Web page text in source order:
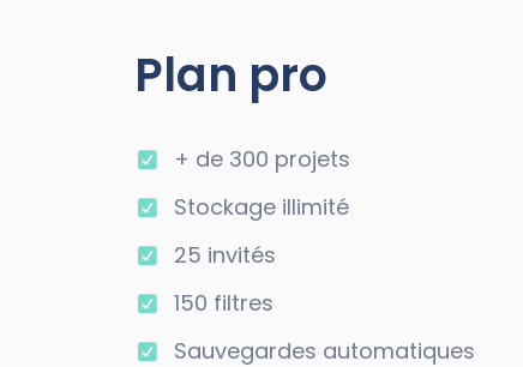
Plan pro
+ de 300 projets
Stockage illimité
25 invités
150 filtres
Sauvegardes automatiques